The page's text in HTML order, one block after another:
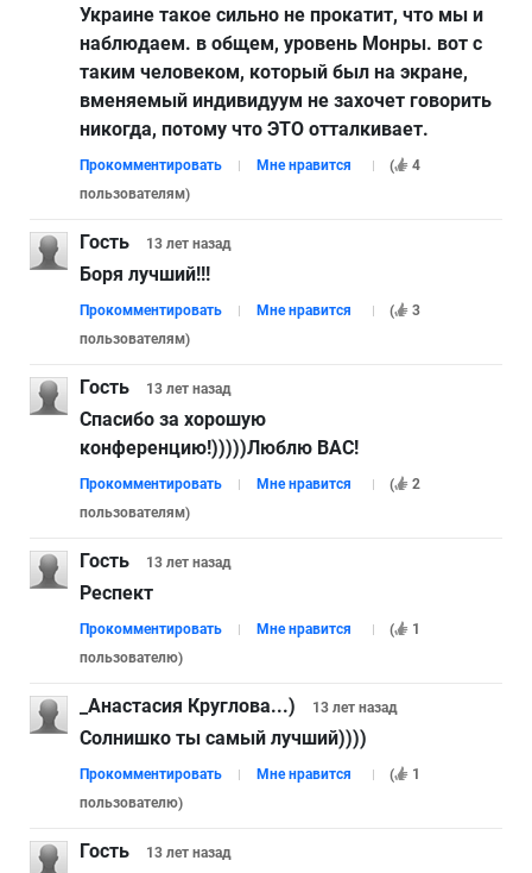
Украине такое сильно не прокатит, что мы и
наблюдаем. в общем, уровень Монры. вот с
таким человеком, который был на экране,
вменяемый индивидуум не захочет говорить
никогда, потому что ЭТО отталкивает.
Прокомментировать Мне нравится (
4
пользователям)
Гость 13 лет назад
Боря лучший!!!
Прокомментировать Мне нравится (
3
пользователям)
Гость 13 лет назад
Спасибо за хорошую
конференцию!)))))Люблю ВАС!
Прокомментировать Мне нравится (
2
пользователям)
Гость 13 лет назад
Респект
Прокомментировать Мне нравится (
1
пользователю)
_Анастасия Круглова...) 13 лет назад
Солнишко ты самый лучший))))
Прокомментировать Мне нравится (
1
пользователю)
Гость 13 лет назад